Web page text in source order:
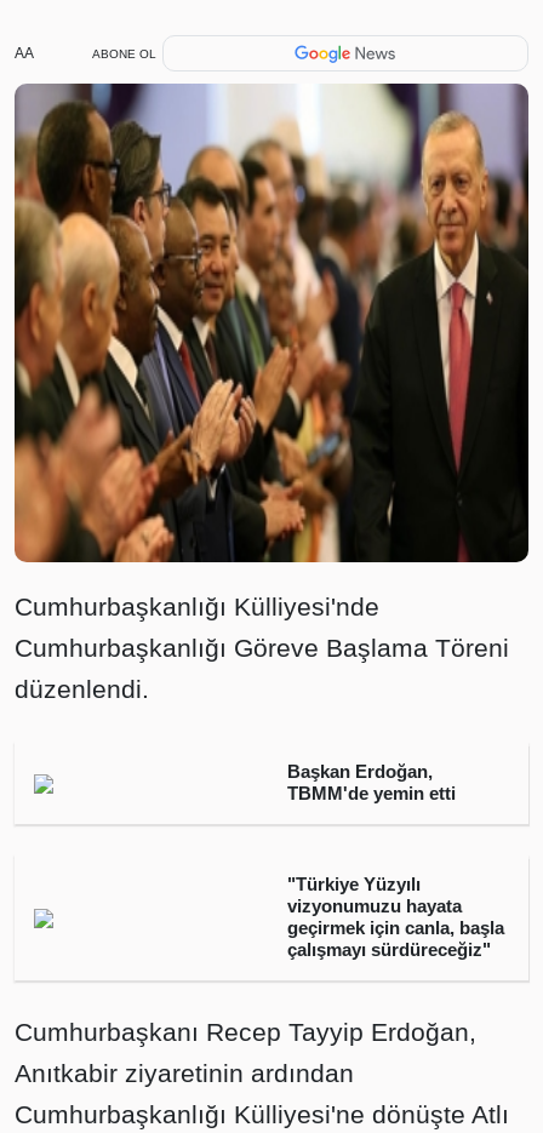
AA ABONE OL
Cumhurbaşkanlığı Külliyesi'nde
Cumhurbaşkanlığı Göreve Başlama Töreni
düzenlendi.
Başkan Erdoğan,
TBMM'de yemin etti
"Türkiye Yüzyılı
vizyonumuzu hayata
geçirmek için canla, başla
çalışmayı sürdüreceğiz"
Cumhurbaşkanı Recep Tayyip Erdoğan,
Anıtkabir ziyaretinin ardından
Cumhurbaşkanlığı Külliyesi'ne dönüşte Atlı